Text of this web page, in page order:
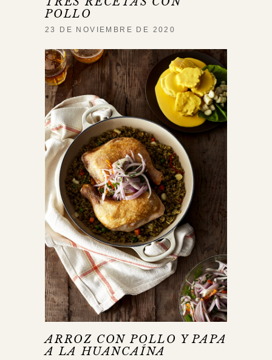
POLLO
23 DE NOVIEMBRE DE 2020
ARROZ CON POLLO Y PAPA
A LA HUANCAÍNA